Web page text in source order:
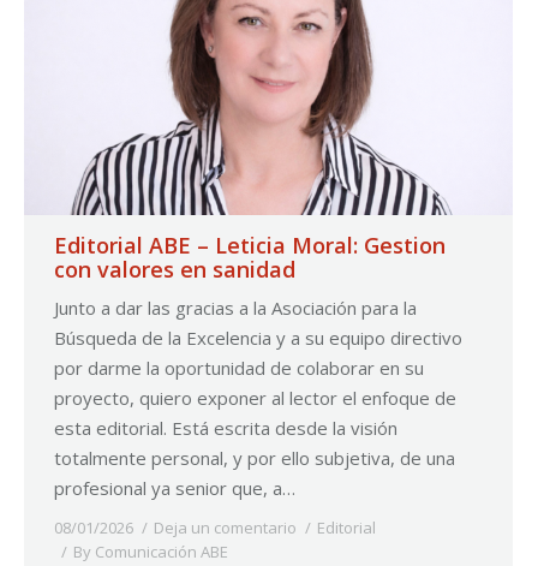
Editorial ABE – Leticia Moral: Gestion
con valores en sanidad
Junto a dar las gracias a la Asociación para la
Búsqueda de la Excelencia y a su equipo directivo
por darme la oportunidad de colaborar en su
proyecto, quiero exponer al lector el enfoque de
esta editorial. Está escrita desde la visión
totalmente personal, y por ello subjetiva, de una
profesional ya senior que, a…
08/01/2026 Deja un comentario
Editorial
By Comunicación ABE